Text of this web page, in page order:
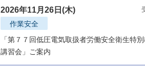
2026年11月26日(木)
作業安全
「第７７回低圧電気取扱者労働安全衛生特
講習会」ご案内